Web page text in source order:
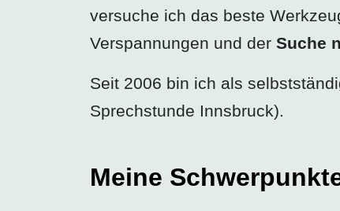
versuche ich das beste
Verspannungen und der Suche
Seit 2006 bin ich als
Sprechstunde Innsbruck).
Meine